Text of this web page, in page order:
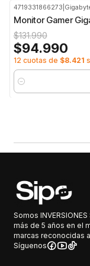
4719331866273
Monitor Gamer
$131.990
$94.990
12 cuotas de $8.421
Cantidad
Somos
más de 5 años en el
marcas reconocidas
Síguenos